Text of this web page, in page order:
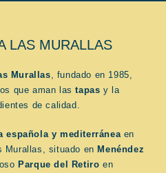
LAS MURALLAS
Murallas, fundado en 1985,
que aman lastapasy la
de calidad.
española y mediterráneaen
Murallas, situado en Menéndez
Parque del Retiro en